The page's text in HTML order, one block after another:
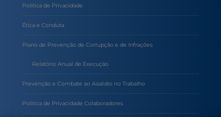
Política de Privacidade
Ética e Conduta
Plano de Prevenção de Corrupção e de Infrações
Relatório Anual de Execução
Prevenção e Combate ao Assédio no Trabalho
Política de Privacidade Colaboradores